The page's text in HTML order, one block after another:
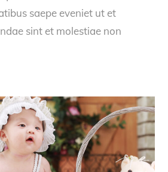
saepe eveniet ut et
sint et molestiae non